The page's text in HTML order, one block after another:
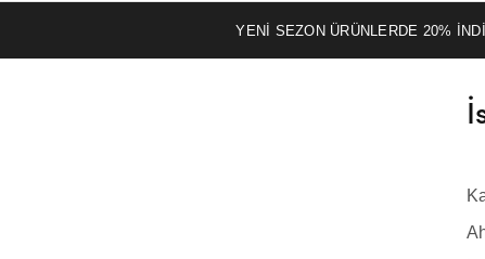
YENI SEZON ÜRÜNLERDE 20%